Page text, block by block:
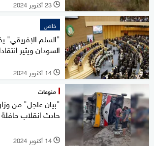
l 23 أكتوبر 2024
خاص
"السلم الإفريقي"
السودان ويثير
l 14 أكتوبر 2024
منوعات
"بيان عاجل" من
حادث انقلاب
l 14 أكتوبر 2024